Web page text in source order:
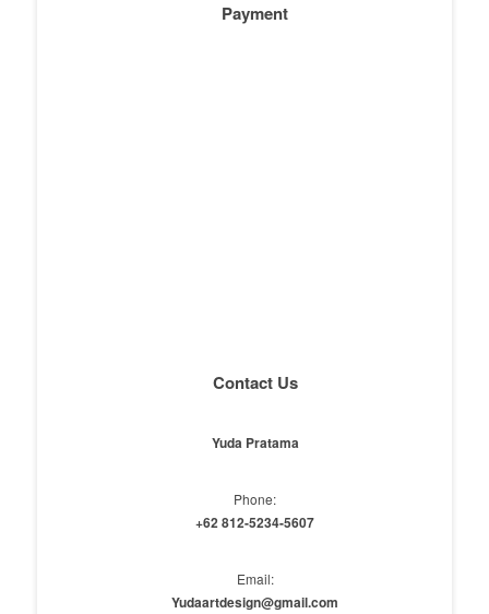
Payment
Contact Us
Yuda Pratama
Phone:
+62 812-5234-5607
Email:
Yudaartdesign@gmail.com